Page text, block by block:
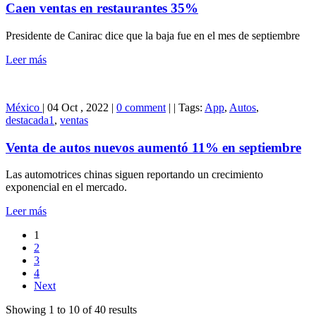
Caen ventas en restaurantes 35%
Presidente de Canirac dice que la baja fue en el mes de septiembre
Leer más
México | 04 Oct , 2022 | 0 comment | | Tags: App, Autos,
destacada1 , ventas
Venta de autos nuevos aumentó 11% en septiembre
Las automotrices chinas siguen reportando un crecimiento
exponencial en el mercado.
Leer más
1
2
3
4
Next
Showing 1 to 10 of 40 results